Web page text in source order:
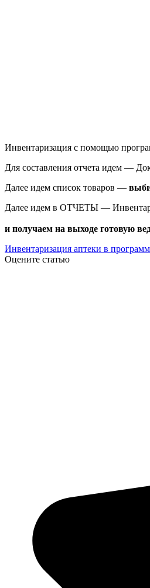
Инвентаризация с помощью
Для составления отчета идем —
Далее идем список товаров —
Далее идем в ОТЧЕТЫ —
и получаем на выходе готовую
Инвентаризация аптеки в
Оцените статью